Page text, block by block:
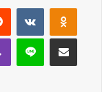
Reddit VKontakte
Viber Line E-Posta ile